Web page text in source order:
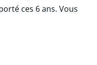
ces 6 ans. Vous